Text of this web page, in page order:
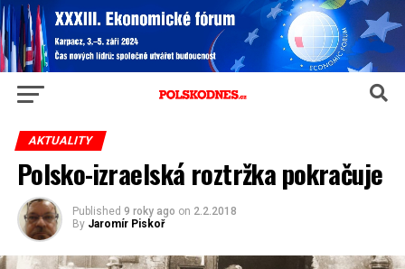
AKTUALITY
Polsko-izraelská roztržka pokračuje
Published 9 roky ago on 2.2.2018
By Jaromír Piskoř